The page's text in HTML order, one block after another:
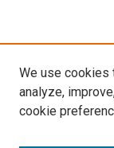
We use cookies
analyze,
cookie